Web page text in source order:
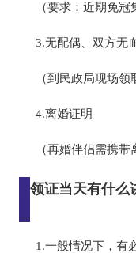
（要求：近期免
3.无配偶、双方无
（到民政局现场
4.离婚证明
（再婚伴侣需携
领证当天有什么
1.一般情况下，有